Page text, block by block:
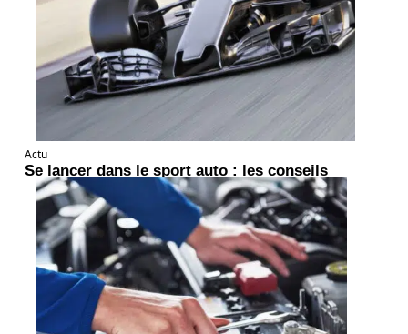
Actu
Se lancer dans le sport auto : les conseils